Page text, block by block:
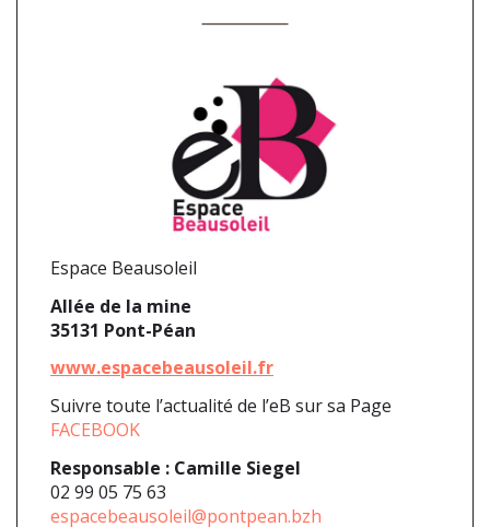
Espace Beausoleil
Allée de la mine
35131 Pont-Péan
www.espacebeausoleil.fr
Suivre toute l’actualité de l’eB sur sa Page
FACEBOOK
Responsable : Camille Siegel
02 99 05 75 63
espacebeausoleil@pontpean.bzh